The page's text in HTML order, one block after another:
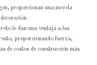
proporcionan una mezcla
le dan una ventaja a las
proporcionando fuerza,
de costos de construcción más